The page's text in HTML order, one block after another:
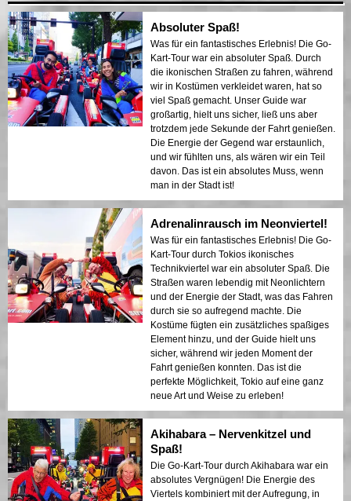
Absoluter Spaß!
Was für ein fantastisches Erlebnis! Die Go-
Kart-Tour war ein absoluter Spaß. Durch
die ikonischen Straßen zu fahren, während
wir in Kostümen verkleidet waren, hat so
viel Spaß gemacht. Unser Guide war
großartig, hielt uns sicher, ließ uns aber
trotzdem jede Sekunde der Fahrt genießen.
Die Energie der Gegend war erstaunlich,
und wir fühlten uns, als wären wir ein Teil
davon. Das ist ein absolutes Muss, wenn
man in der Stadt ist!
Adrenalinrausch im Neonviertel!
Was für ein fantastisches Erlebnis! Die Go-
Kart-Tour durch Tokios ikonisches
Technikviertel war ein absoluter Spaß. Die
Straßen waren lebendig mit Neonlichtern
und der Energie der Stadt, was das Fahren
durch sie so aufregend machte. Die
Kostüme fügten ein zusätzliches spaßiges
Element hinzu, und der Guide hielt uns
sicher, während wir jeden Moment der
Fahrt genießen konnten. Das ist die
perfekte Möglichkeit, Tokio auf eine ganz
neue Art und Weise zu erleben!
Akihabara – Nervenkitzel und
Spaß!
Die Go-Kart-Tour durch Akihabara war ein
absolutes Vergnügen! Die Energie des
Viertels kombiniert mit der Aufregung, in